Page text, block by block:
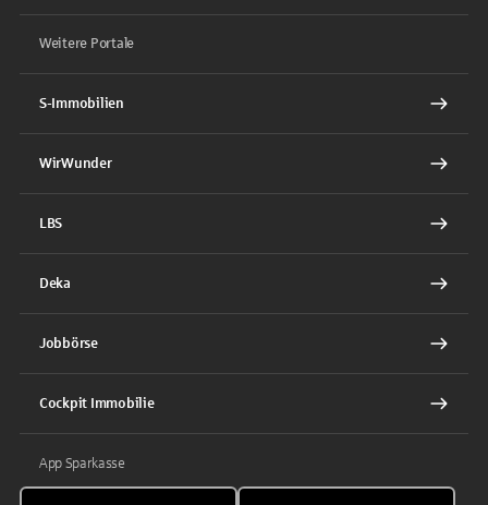
Weitere Portale
S-Immobilien
WirWunder
LBS
Deka
Jobbörse
Cockpit Immobilie
App Sparkasse